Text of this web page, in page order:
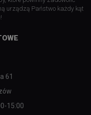
urządzą Państwo każdy kąt
61
15:00